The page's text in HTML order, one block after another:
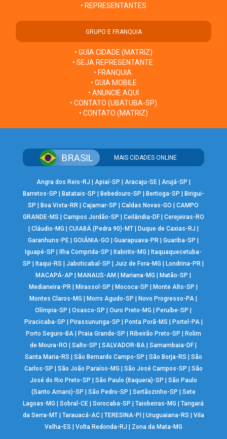
• REPRESENTANTES
GRUPO E FRANQUIA
• GUIA CIDADE (MATRIZ)
• SEJA REPRESENTANTE
• FRANQUIA
• GUIA MOBILE
• ANUNCIE AQUI
• CONTATO (UBATUBA-SP)
• CONTATO (MATRIZ)
MAIS CIDADES ONLINE
Angra dos Reis-RJ | Apiaí-SP | Aracaju-SE| Arujá-SP |
Barretos-SP | Batatais-SP | Bebedouro-SP | Bertioga-SP | Birigui-
SP |Boa Vista-RR |Cajamar-SP |Caldas Novas-GO |CAMPO
GRANDE-MS | Campos Jordão-SP | Ceilândia-DF| Cerejeiras-RO
| Cláudio-MG | CUIABÁ (Pedra 90)-MT| Duque de Caxias-RJ |
Garanhuns-PE |GOIÂNIA-GO |Guarapuava-PR |Guariba-SP |
Iguapé-SP |Ilha Comprida-SP |Itabirito-MG |Itaquaquecetuba-
SP |Itaqui-RS |Jaboticabal-SP |Juiz de Fora-MG |Londrina-PR |
MACAPÁ-AP |MANAUS-AM |Mariana-MG |Matão-SP |
Medianeira-PR |Mirassol-SP |Mococa-SP |Monte Alto-SP |
Montes Claros-MG |Morro Agudo-SP |Novo Progresso-PA |
Olímpia-SP |Osasco-SP |Ouro Preto-MG |Peruíbe-SP |
Piracicaba-SP | Pirassununga-SP | Ponta Porã-MS | Portel-PA|
Porto Seguro-BA| Praia Grande-SP | Ribeirão Preto-SP | Rolim
de Moura-RO |Salto-SP |SALVADOR-BA |Samambaia-DF |
Santa Maria-RS | São Bernardo Campo-SP | São Borja-RS | São
Carlos-SP | São João Paraíso-MG | São José Campos-SP | São
José do Rio Preto-SP | São Paulo (Itaquera)-SP | São Paulo
(Santo Amaro)-SP | São Pedro-SP | Sertãozinho-SP | Sete
Lagoas-MG |Sobral-CE |Sorocaba-SP |Taiobeiras-MG |Tangará
da Serra-MT| Tarauacá-AC| TERESINA-PI | Uruguaiana-RS | Vila
Velha-ES | Volta Redonda-RJ | Zona da Mata-MG